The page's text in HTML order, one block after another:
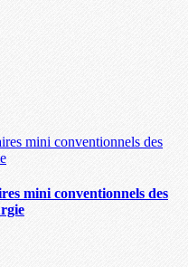
mini conventionnels des